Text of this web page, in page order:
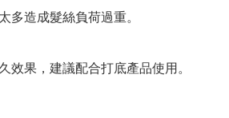
多造成髮絲負荷過重。
效果，建議配合打底產品使用。